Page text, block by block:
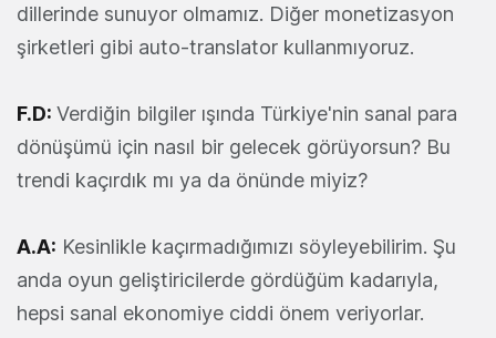
dillerinde sunuyor olmamız. Diğer monetizasyon
şirketleri gibi auto-translator kullanmıyoruz.
F.D: Verdiğin bilgiler ışında Türkiye'nin sanal para
dönüşümü için nasıl bir gelecek görüyorsun? Bu
trendi kaçırdık mı ya da önünde miyiz?
A.A: Kesinlikle kaçırmadığımızı söyleyebilirim. Şu
anda oyun geliştiricilerde gördüğüm kadarıyla,
hepsi sanal ekonomiye ciddi önem veriyorlar.